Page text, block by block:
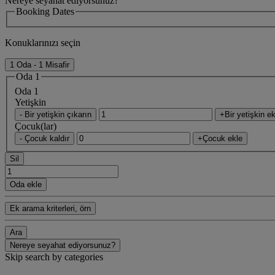
Booking Dates
Konuklarınızı seçin
1 Oda - 1 Misafir
Oda 1
Oda 1
Yetişkin
- Bir yetişkin çıkarın +Bir yetişkin
Çocuk(lar)
- Çocuk kaldır +Çocuk ekle
Sil
Oda ekle
Ek arama kriterleri, örn
Ara
Nereye seyahat ediyorsunuz?
Skip search by categories